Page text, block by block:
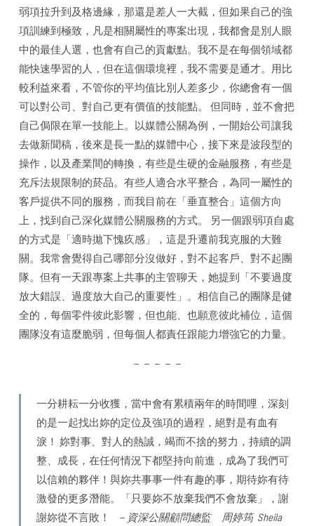
弱項拉升到及格邊緣，那還是差人一大截，但如果自己的強
項訓練到極致，凡是相關屬性的專案出現，我都會是別人眼
中的最佳人選，也會有自己的貢獻點。我不是在每個領域都
能快速學習的人，但在這個環境裡，我不需要是通才。用比
較利益來看，不管你的平均值比別人差多少，你總會有一個
可以對公司、對自己更有價值的技能點。 但同時，並不會把
自己侷限在單一技能上。以媒體公關為例，一開始公司讓我
去做新聞稿，後來是長一點的媒體中心，接下來是波段型的
操作，以及產業間的轉換，有些是生硬的金融服務，有些是
充斥法規限制的菸品。有些人適合水平整合，為同一屬性的
客戶提供不同的服務，而我目前在「垂直整合」這個方向
上，找到自己深化媒體公關服務的方式。 另一個跟弱項自處
的方式是「適時拋下愧疚感」，這是升遷前我克服的大難
關。我常會覺得自己哪部分沒做好，對不起客戶、對不起團
隊。但有一天跟專案上共事的主管聊天，她提到「不要過度
放大錯誤、過度放大自己的重要性」。相信自己的團隊是健
全的，每個零件彼此影響，但也能、也願意彼此補位，這個
團隊沒有這麼脆弱，但每個人都責任跟能力增強它的力量。
－－－－－
一分耕耘一分收獲，當中會有累積兩年的時間哩，深刻
的是一起找出妳的定位及強項的過程，絕對是有血有
淚！ 妳對事、對人的熱誠，竭而不捨的努力，持續的調
整、成長，在任何情況下都堅持向前進，成為了我們可
以信賴的夥伴！與妳共事事一件有趣的事，期待妳有待
激發的更多潛能。「只要妳不放棄我們不會放棄」，謝
謝妳從不言敗！
－資深公關顧問總監 周婷筠 Sheila